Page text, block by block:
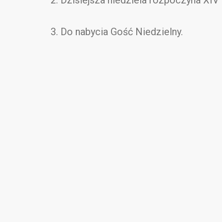
3. Do nabycia Gość Niedzielny.